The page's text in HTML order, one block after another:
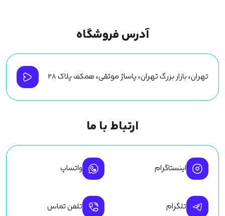
آدرس فروشگاه
تهران، بازار بزرگ تهران، پاساژ موثقی، همکف پلاک ۲۸
ارتباط با ما
اینستاگرام واتساپ
تلگرام تلفن تماس